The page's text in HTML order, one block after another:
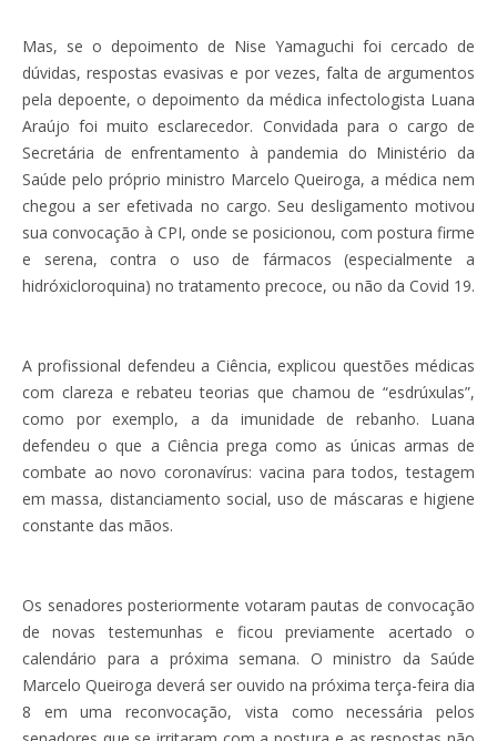
Mas, se o depoimento de Nise Yamaguchi foi cercado de
dúvidas, respostas evasivas e por vezes, falta de argumentos
pela depoente, o depoimento da médica infectologista Luana
Araújo foi muito esclarecedor. Convidada para o cargo de
Secretária de enfrentamento à pandemia do Ministério da
Saúde pelo próprio ministro Marcelo Queiroga, a médica nem
chegou a ser efetivada no cargo. Seu desligamento motivou
sua convocação à CPI, onde se posicionou, com postura firme
e serena, contra o uso de fármacos (especialmente a
hidróxicloroquina) no tratamento precoce, ou não da Covid 19.
A profissional defendeu a Ciência, explicou questões médicas
com clareza e rebateu teorias que chamou de “esdrúxulas”,
como por exemplo, a da imunidade de rebanho. Luana
defendeu o que a Ciência prega como as únicas armas de
combate ao novo coronavírus: vacina para todos, testagem
em massa, distanciamento social, uso de máscaras e higiene
constante das mãos.
Os senadores posteriormente votaram pautas de convocação
de novas testemunhas e ficou previamente acertado o
calendário para a próxima semana. O ministro da Saúde
Marcelo Queiroga deverá ser ouvido na próxima terça-feira dia
8 em uma reconvocação, vista como necessária pelos